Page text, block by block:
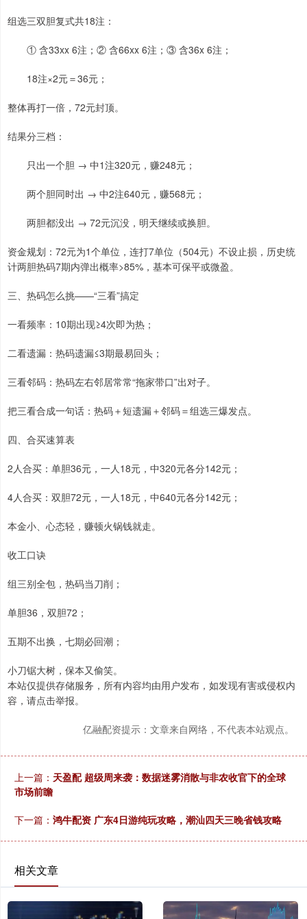
组选三双胆复式共18注：
① 含33xx 6注；② 含66xx 6注；③ 含36x 6注；
18注×2元＝36元；
整体再打一倍，72元封顶。
结果分三档：
只出一个胆 → 中1注320元，赚248元；
两个胆同时出 → 中2注640元，赚568元；
两胆都没出 → 72元沉没，明天继续或换胆。
资金规划：72元为1个单位，连打7单位（504元）不设止损，历史统
计两胆热码7期内弹出概率>85%，基本可保平或微盈。
三、热码怎么挑——“三看”搞定
一看频率：10期出现≥4次即为热；
二看遗漏：热码遗漏≤3期最易回头；
三看邻码：热码左右邻居常常“拖家带口”出对子。
把三看合成一句话：热码＋短遗漏＋邻码＝组选三爆发点。
四、合买速算表
2人合买：单胆36元，一人18元，中320元各分142元；
4人合买：双胆72元，一人18元，中640元各分142元；
本金小、心态轻，赚顿火锅钱就走。
收工口诀
组三别全包，热码当刀削；
单胆36，双胆72；
五期不出换，七期必回潮；
小刀锯大树，保本又偷笑。
本站仅提供存储服务，所有内容均由用户发布，如发现有害或侵权内
容，请点击举报。
亿融配资提示：文章来自网络，不代表本站观点。
上一篇： 天盈配 超级周来袭：数据迷雾消散与非农收官下的全球
市场前瞻
下一篇： 鸿牛配资 广东4日游纯玩攻略，潮汕四天三晚省钱攻略
相关文章